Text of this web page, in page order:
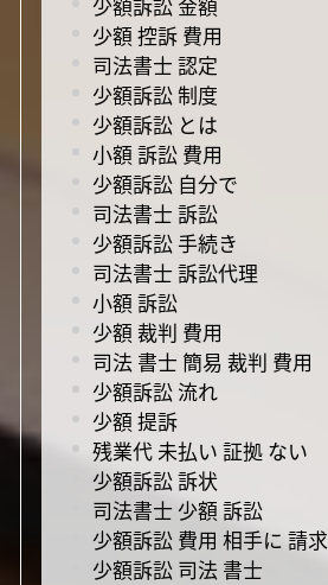
少額 控訴 費用
司法書士 認定
少額訴訟 制度
少額訴訟 とは
小額 訴訟 費用
少額訴訟 自分で
司法書士 訴訟
少額訴訟 手続き
司法書士 訴訟代理
小額 訴訟
少額 裁判 費用
司法 書士 簡易 裁判 費用
少額訴訟 流れ
少額 提訴
残業代 未払い 証拠 ない
少額訴訟 訴状
司法書士 少額 訴訟
少額訴訟 費用 相手に 請求
少額訴訟 司法 書士